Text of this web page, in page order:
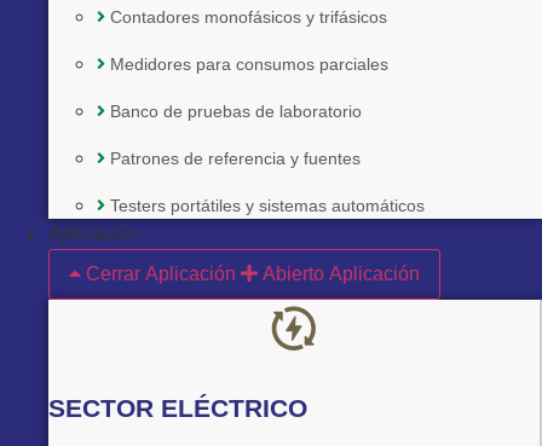
Contadores monofásicos y trifásicos
Medidores para consumos parciales
Banco de pruebas de laboratorio
Patrones de referencia y fuentes
Testers portátiles y sistemas automáticos
Aplicación
Cerrar Aplicación
Abierto Aplicación
SECTOR ELÉCTRICO